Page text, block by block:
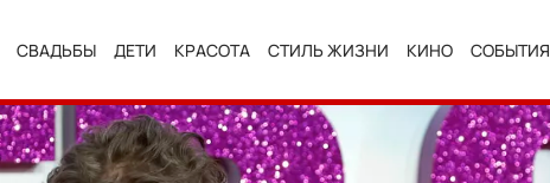
СВАДЬБЫ ДЕТИ КРАСОТА СТИЛЬ ЖИЗНИ КИНО СОБЫТИЯ